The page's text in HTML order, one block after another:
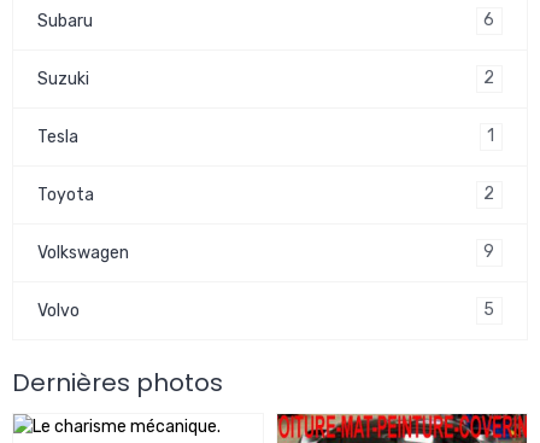
Subaru 6
Suzuki 2
Tesla 1
Toyota 2
Volkswagen 9
Volvo 5
Dernières photos